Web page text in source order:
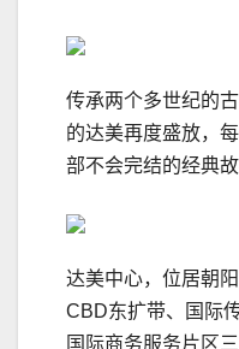
传承两个多世纪的
的达美再度盛放，
部不会完结的经典故
达美中心，位居朝
CBD东扩带、国际
国际商务服务片区